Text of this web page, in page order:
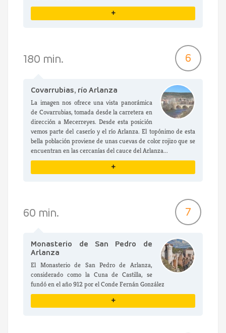
+
180 min. 6
Covarrubias, río Arlanza
La imagen nos ofrece una vista panorámica
de Covarrubias, tomada desde la carretera en
dirección a Mecerreyes. Desde esta posición
vemos parte del caserío y el río Arlanza. El topónimo de esta
bella población proviene de unas cuevas de color rojizo que se
encuentran en las cercanías del cauce del Arlanza...
+
60 min. 7
Monasterio de San Pedro de
Arlanza
El Monasterio de San Pedro de Arlanza,
considerado como la Cuna de Castilla, se
fundó en el año 912 por el Conde Fernán González
+